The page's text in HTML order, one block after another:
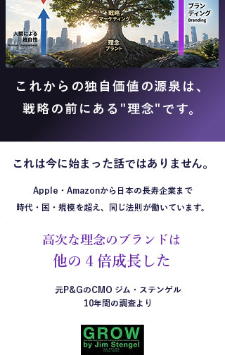
これからの独自価値の源泉は、
戦略の前にある"理念"です。
​これは今に始まった話ではありません。
​Apple・Amazonから日本の長寿企業まで
時代・国・規模を超え、同じ法則が働いています。
高次な理念のブランドは
他の４倍成長した
元P&GのCMO ジム・ステンゲル
10年間の調査より